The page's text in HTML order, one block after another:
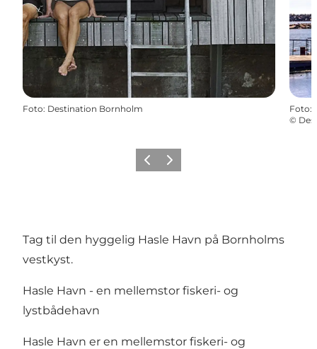
Foto: Destination Bornholm Foto:
©
ForrigeNæste
Tag til den hyggelig Hasle Havn på Bornholms
vestkyst.
Hasle Havn - en mellemstor fiskeri- og
lystbådehavn
Hasle Havn er en mellemstor fiskeri- og